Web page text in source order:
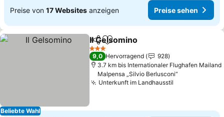
Preise von 17 Websites anzeigen Preise sehen
Beliebte Wahl
TeilenZu Favoriten hinzufügen
Il Gelsomino
3 Sterne
9,0 Hervorragend
928
3.7 km bis Internationaler Flughafen Mailand
Malpensa „Silvio Berlusconi“
Unterkunft im Landhausstil